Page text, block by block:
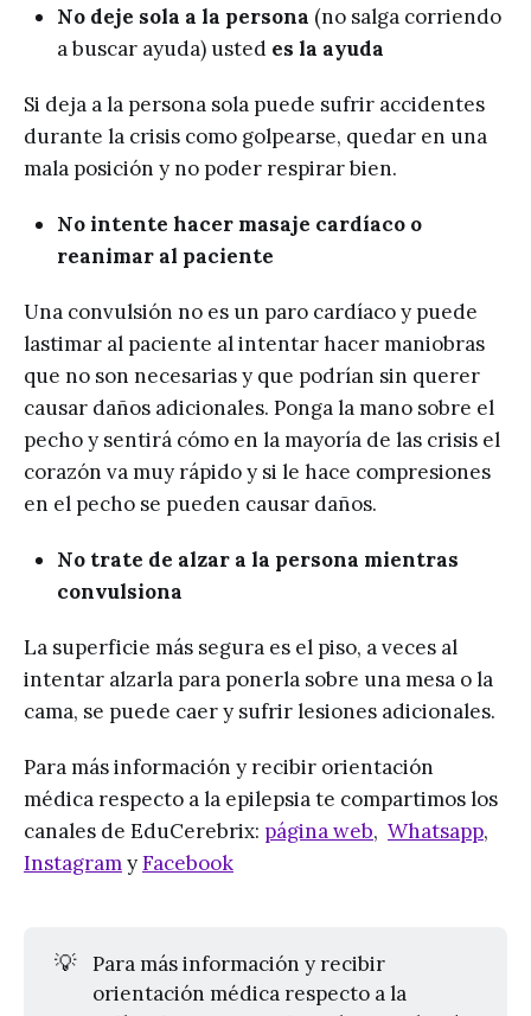
No deje sola a la persona (no salga corriendo
a buscar ayuda) usted es la ayuda
Si deja a la persona sola puede sufrir accidentes
durante la crisis como golpearse, quedar en una
mala posición y no poder respirar bien.
No intente hacer masaje cardíaco o
reanimar al paciente
Una convulsión no es un paro cardíaco y puede
lastimar al paciente al intentar hacer maniobras
que no son necesarias y que podrían sin querer
causar daños adicionales. Ponga la mano sobre el
pecho y sentirá cómo en la mayoría de las crisis el
corazón va muy rápido y si le hace compresiones
en el pecho se pueden causar daños.
No trate de alzar a la persona mientras
convulsiona
La superficie más segura es el piso, a veces al
intentar alzarla para ponerla sobre una mesa o la
cama, se puede caer y sufrir lesiones adicionales.
Para más información y recibir orientación
médica respecto a la epilepsia te compartimos los
canales de EduCerebrix: página web, Whatsapp,
InstagramyFacebook
💡
Para más información y recibir
orientación médica respecto a la